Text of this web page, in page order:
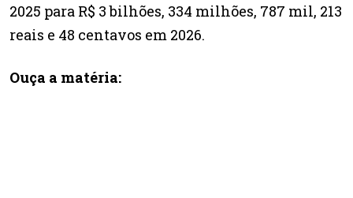
2025 para R$ 3 bilhões, 334 milhões, 787 mil, 213
reais e 48 centavos em 2026.
Ouça a matéria: